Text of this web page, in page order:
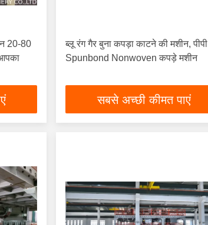
20-80
ब्लू रंग गैर बुना कपड़ा काटने की मशीन, पीपी
Spunbond Nonwoven कपड़े मशीन
सबसे अच्छी कीमत पाएं